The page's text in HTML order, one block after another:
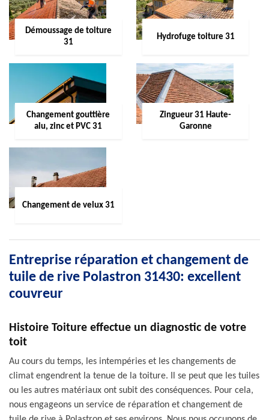
Démoussage de toiture
31
Hydrofuge toiture 31
Changement gouttière
alu, zinc et PVC 31
Zingueur 31 Haute-
Garonne
Changement de velux 31
Entreprise réparation et changement de
tuile de rive Polastron 31430: excellent
couvreur
Histoire Toiture effectue un diagnostic de votre
toit
Au cours du temps, les intempéries et les changements de
climat engendrent la tenue de la toiture. Il se peut que les tuiles
ou les autres matériaux ont subit des conséquences. Pour cela,
nous engageons un service de réparation et changement de